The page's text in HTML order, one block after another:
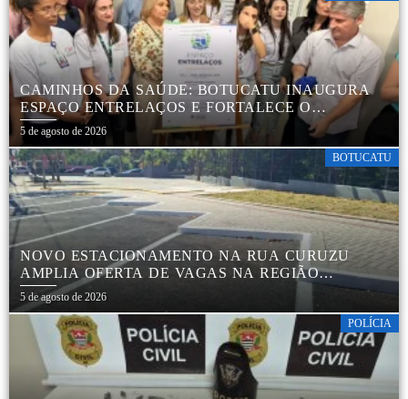
CAMINHOS DA SAÚDE: BOTUCATU INAUGURA
ESPAÇO ENTRELAÇOS E FORTALECE O
CUIDADO ESPECIALIZADO COM CRIANÇAS E
FAMÍLIAS
5 de agosto de 2026
BOTUCATU
NOVO ESTACIONAMENTO NA RUA CURUZU
AMPLIA OFERTA DE VAGAS NA REGIÃO
CENTRAL
5 de agosto de 2026
POLÍCIA